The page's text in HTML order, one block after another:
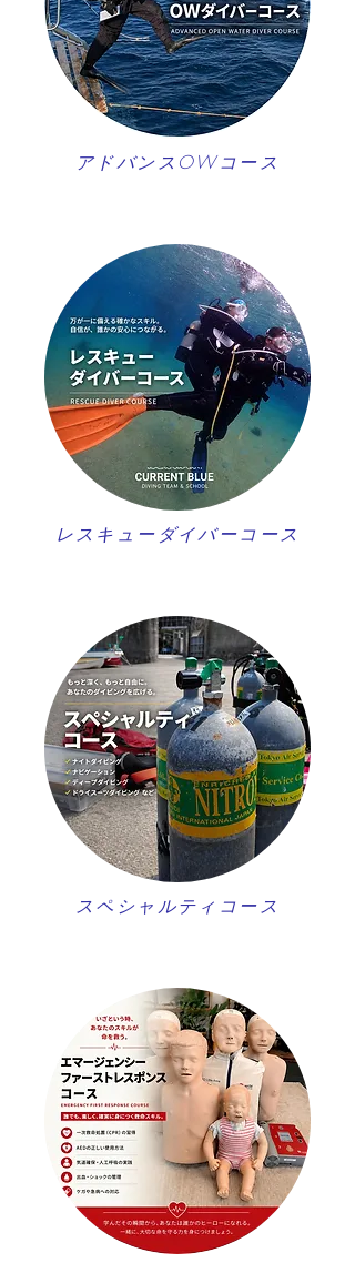
アドバンスOWコース
レスキューダイバーコース
スペシャルティコース